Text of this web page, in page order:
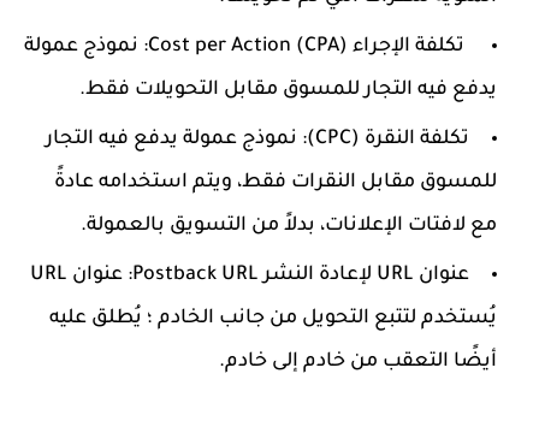
تكلفة الإجراء (CPA) Cost per Action: نموذج عمولة
يدفع فيه التجار للمسوق مقابل التحويلات فقط.
تكلفة النقرة (CPC): نموذج عمولة يدفع فيه التجار
للمسوق مقابل النقرات فقط، ويتم استخدامه عادةً
مع لافتات الإعلانات، بدلاً من التسويق بالعمولة.
عنوان URL لإعادة النشر Postback URL: عنوان URL
يُستخدم لتتبع التحويل من جانب الخادم ؛ يُطلق عليه
أيضًا التعقب من خادم إلى خادم.